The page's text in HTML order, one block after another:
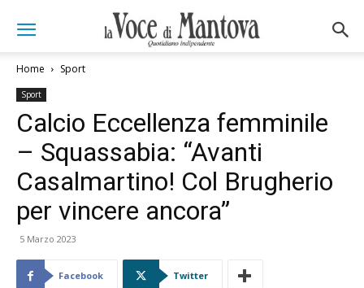
Home Sport
Sport
Calcio Eccellenza femminile
– Squassabia: “Avanti
Casalmartino! Col Brugherio
per vincere ancora”
5 Marzo 2023
Facebook Twitter